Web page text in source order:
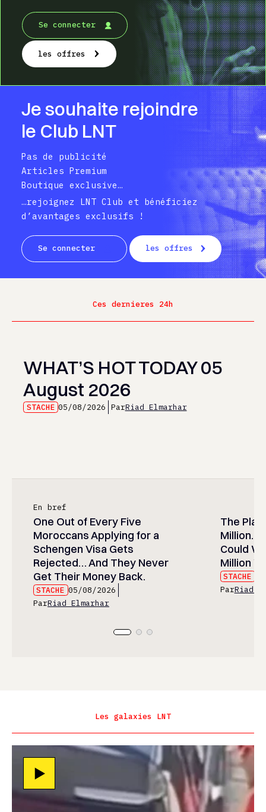
Se connecter
les offres
Je souhaite rejoindre
le Club LNT
Pas de publicité
Articles Premium
Boutique exclusive…
…rejoignez LNT Club et bénéficiez
d’avantages exclusifs !
Se connecter les offres
Ces dernieres 24h
WHAT’S HOT TODAY 05
August 2026
STACHE 05/08/2026 ParRiad Elmarhar
En bref
One Out of Every Five
Moroccans Applying for a
Schengen Visa Gets
Rejected… And They Never
Get Their Money Back.
STACHE 05/08/2026
ParRiad Elmarhar
The
Million…
Could
Million
STACHE
ParRiad
Les galaxies LNT